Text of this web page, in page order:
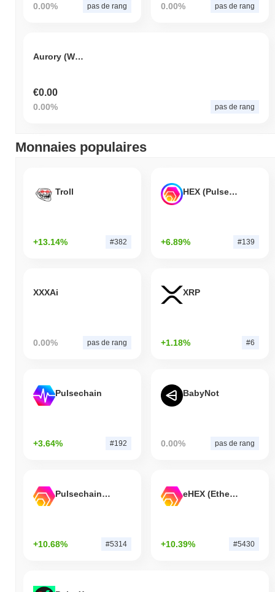
0.00% pas de rang 0.00% pas de rang
Aurory (Wormhole)
€0.00
0.00% pas de rang
Monnaies populaires
Troll
+13.14% #382
HEX (Pulsechain)
+6.89% #139
XXXAi
0.00% pas de rang
XRP
+1.18% #6
Pulsechain
+3.64% #192
BabyNot
0.00% pas de rang
Pulsechain Bridged HEX (Pulsechain)
+10.68% #5314
eHEX (Ethereum)
+10.39% #5430